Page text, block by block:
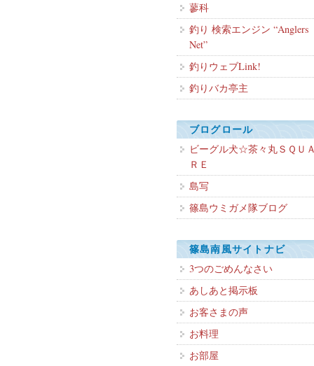
蓼科
釣り 検索エンジン “Anglers
Net”
釣りウェブLink!
釣りバカ亭主
ブログロール
ビーグル犬☆茶々丸ＳＱＵ
ＲＥ
島写
篠島ウミガメ隊ブログ
篠島南風サイトナビ
3つのごめんなさい
あしあと掲示板
お客さまの声
お料理
お部屋